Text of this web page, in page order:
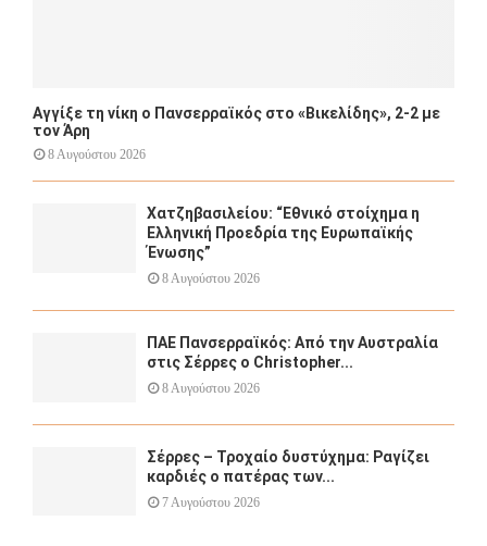
Αγγίξε τη νίκη ο Πανσερραϊκός στο «Βικελίδης», 2-2 με
τον Άρη
8 Αυγούστου 2026
Χατζηβασιλείου: “Εθνικό στοίχημα η
Ελληνική Προεδρία της Ευρωπαϊκής
Ένωσης”
8 Αυγούστου 2026
ΠΑΕ Πανσερραϊκός: Από την Αυστραλία
στις Σέρρες ο Christopher...
8 Αυγούστου 2026
Σέρρες – Τροχαίο δυστύχημα: Ραγίζει
καρδιές ο πατέρας των...
7 Αυγούστου 2026